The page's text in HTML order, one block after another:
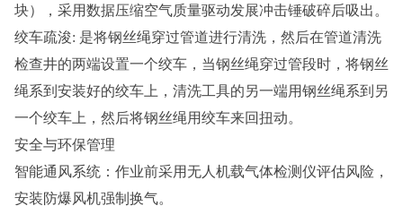
块），采用数据压缩空气质量驱动发展冲击锤破碎后吸出。
绞车疏浚: 是将钢丝绳穿过管道进行清洗，然后在管道清洗
检查井的两端设置一个绞车，当钢丝绳穿过管段时，将钢丝
绳系到安装好的绞车上，清洗工具的另一端用钢丝绳系到另
一个绞车上，然后将钢丝绳用绞车来回扭动。
安全与环保管理
智能通风系统：作业前采用无人机载气体检测仪评估风险，
安装防爆风机强制换气。